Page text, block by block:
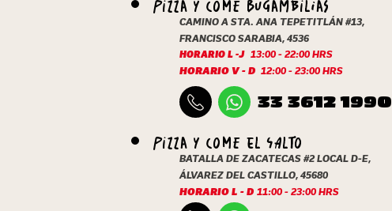
CAMINO A STA. ANA TEPETITLÁN #13,
FRANCISCO SARABIA, 4536
HORARIO L -J 13:00 - 22:00 HRS
HORARIO V - D 12:00 - 23:00 HRS
33 3612 1990
PIZZA Y COME EL SALTO
BATALLA DE ZACATECAS #2 LOCAL D-E,
ÁLVAREZ DEL CASTILLO, 45680
HORARIO L - D 11:00 - 23:00 HRS